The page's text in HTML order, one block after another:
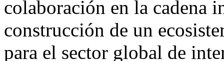
colaboración en la cadena
construcción de un
para el sector global de